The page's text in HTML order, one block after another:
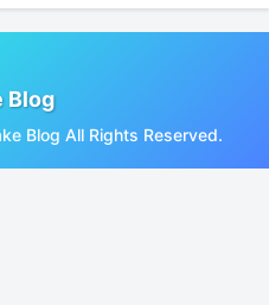
Blog
Blog All Rights Reserved.